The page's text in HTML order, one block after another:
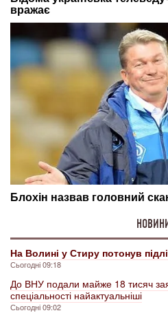
На Волині у Стиру потонув
Сьогодні 09:18
До ВНУ подали майже 18 тисяч
спеціальності найактуальніші
Сьогодні 09:02